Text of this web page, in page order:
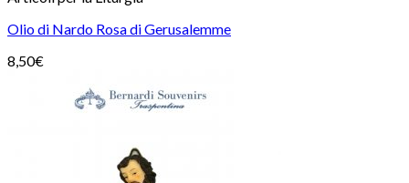
Olio di Nardo Rosa di Gerusalemme
8,50€